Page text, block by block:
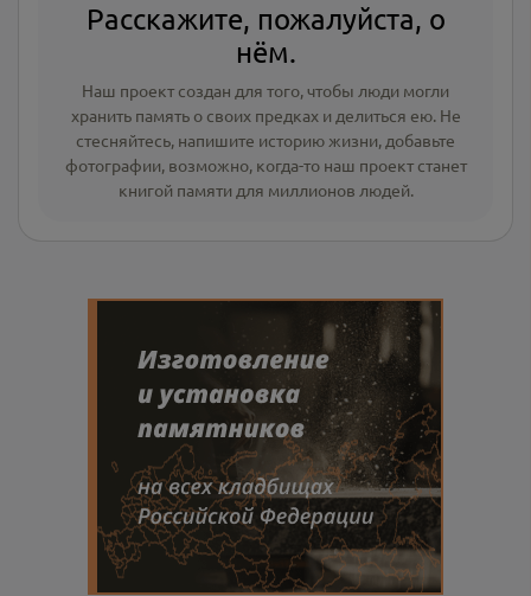
Расскажите, пожалуйста, о
нём.
Наш проект создан для того, чтобы люди могли
хранить память о своих предках и делиться ею. Не
стесняйтесь, напишите историю жизни, добавьте
фотографии, возможно, когда-то наш проект станет
книгой памяти для миллионов людей.